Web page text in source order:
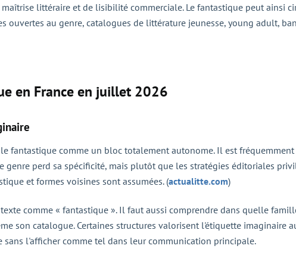
littéraire et de lisibilité commerciale. Le fantastique peut ainsi
au genre, catalogues de littérature jeunesse, young adult,
en France en juillet 2026
fantastique comme un bloc totalement autonome. Il est
perd sa spécificité, mais plutôt que les stratégies éditoriales
et formes voisines sont assumées. (actualitte.com)
comme « fantastique ». Il faut aussi comprendre dans quelle
son catalogue. Certaines structures valorisent l'étiquette imaginaire
l'afficher comme tel dans leur communication principale.